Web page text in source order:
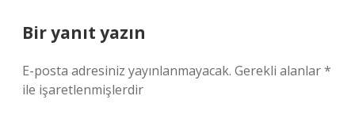
Bir yanıt yazın
E-posta adresiniz yayınlanmayacak. Gerekli alanlar*
ile işaretlenmişlerdir